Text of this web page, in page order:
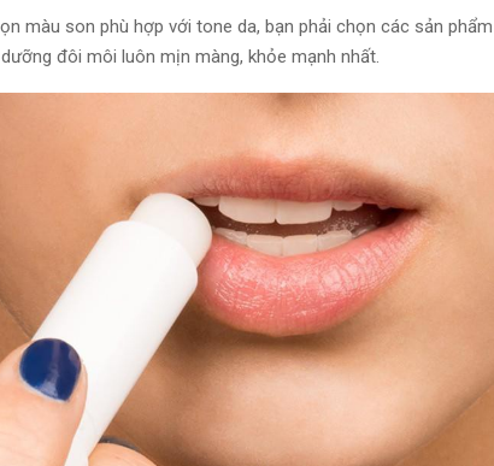
màu son phù hợp với tone da, bạn phải chọn các sản
đôi môi luôn mịn màng, khỏe mạnh nhất.